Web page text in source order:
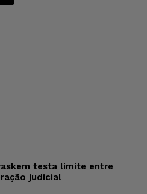
testa limite entre
judicial